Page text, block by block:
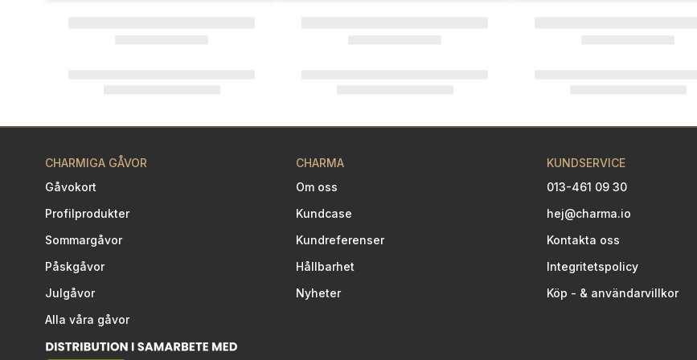
CHARMIGA GÅVOR
Gåvokort
Profilprodukter
Sommargåvor
Påskgåvor
Julgåvor
Alla våra gåvor
CHARMA
Om oss
Kundcase
Kundreferenser
Hållbarhet
Nyheter
KUNDSERVICE
013-461 09 30
hej@charma.io
Kontakta oss
Integritetspolicy
Köp - & användarvillkor